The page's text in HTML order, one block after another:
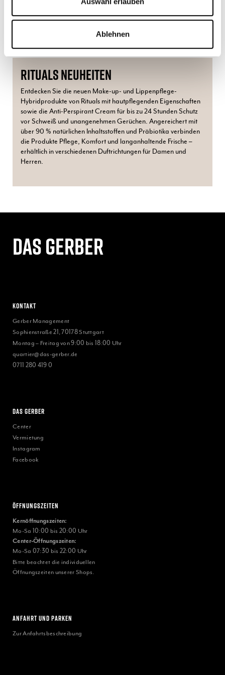
Ablehnen
Gültig bis zum: 31.8.2026
RITUALS NEUHEITEN
Entdecken Sie die neuen Make-up- und Lippenpflege-
Hybridprodukte von Rituals mit hautpflegenden Eigenschaften
sowie die Anti-Perspirant Cream für bis zu 24 Stunden Schutz
vor Schweiß und unangenehmen Gerüchen. Angereichert mit
über 90 % natürlichen Inhaltsstoffen und Präbiotika verbinden
die Produkte Pflege, Komfort und langanhaltende Frische –
erhältlich in verschiedenen Duftrichtungen für Damen und
Herren.
Das gerber
Kontakt
Gerber Management
Sophienstraße 21, 70178 Stuttgart
Montag – Freitag von 9:00 bis 18:00 Uhr
quartier@das-gerber.de
0711 280 419 0
Das Gerber
Center
Vermietung
Instagram
Facebook
Öffnungszeiten
Kernöffnungszeiten:
Mo-Sa 10:00 bis 20:00 Uhr
Center-Öffnungszeiten:
Mo-Sa 07:30 bis 22:00 Uhr
Bitte beachtet die individuellen
Öffnungszeiten unserer Shops.
ANFAHRT UND PARKEN
Zur Anfahrtsbeschreibung